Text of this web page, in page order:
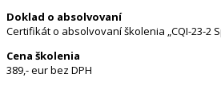
Doklad o absolvovaní
Certifikát o absolvovaní školenia „CQI-23-2
Cena školenia
389,- eur bez DPH